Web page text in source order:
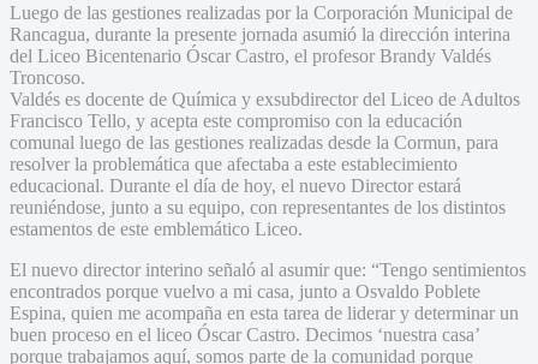
Luego de las gestiones realizadas por la Corporación Municipal de
Rancagua, durante la presente jornada asumió la dirección interina
del Liceo Bicentenario Óscar Castro, el profesor Brandy Valdés
Troncoso.
Valdés es docente de Química y exsubdirector del Liceo de Adultos
Francisco Tello, y acepta este compromiso con la educación
comunal luego de las gestiones realizadas desde la Cormun, para
resolver la problemática que afectaba a este establecimiento
educacional. Durante el día de hoy, el nuevo Director estará
reuniéndose, junto a su equipo, con representantes de los distintos
estamentos de este emblemático Liceo.
El nuevo director interino señaló al asumir que: “Tengo sentimientos
encontrados porque vuelvo a mi casa, junto a Osvaldo Poblete
Espina, quien me acompaña en esta tarea de liderar y determinar un
buen proceso en el liceo Óscar Castro. Decimos ‘nuestra casa’
porque trabajamos aquí, somos parte de la comunidad porque